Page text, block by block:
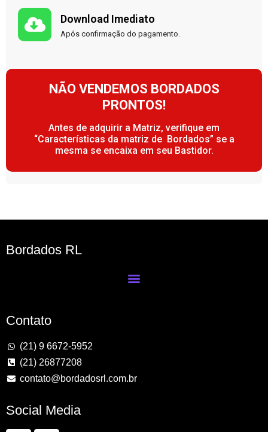
Download Imediato
Após confirmação do pagamento.
NÃO VENDEMOS BORDADOS
PRONTOS!
Antes de adquirir a Matriz, verifique em
“Características da matriz de Bordados” se a
mesma se encaixa em seu Bastidor.
Bordados RL
Contato
(21) 9 6672-5952
(21) 26877208
contato@bordadosrl.com.br
Social Media